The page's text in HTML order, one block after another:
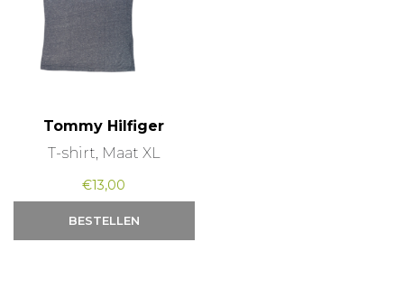
Tommy Hilfiger
T-shirt, Maat XL
€13,00
BESTELLEN